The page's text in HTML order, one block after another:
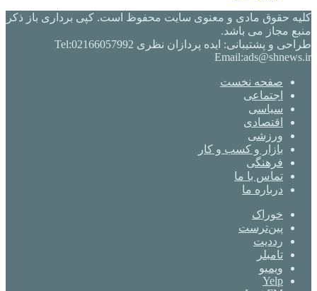
کلیه حقوق مادی و معنوی سایت محفوظ است. کپی برداری باز ذکر
منبع مجاز می باشد.
طراحی و پشتیبانی: ایده پردازان نظری Tel:02166057992
Email:ads@shnews.ir
صفحه نخست
اجتماعی
سیاسی
اقتصادی
ورزشی
بازار و کسب و کار
فرهنگی
تماس با ما
درباره ما
خوراک
‫پین‌ترست
‫رددیت
‫تامبلر
ویمیو
Yelp